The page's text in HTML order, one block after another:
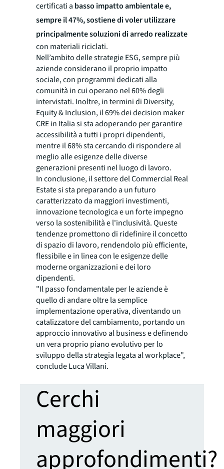
certificati a basso impatto ambientale e,
sempre il 47%, sostiene di voler utilizzare
principalmente soluzioni di arredo realizzate
con materiali riciclati.
Nell’ambito delle strategie ESG, sempre più
aziende considerano il proprio impatto
sociale, con programmi dedicati alla
comunità in cui operano nel 60% degli
intervistati. Inoltre, in termini di Diversity,
Equity & Inclusion, il 69% dei decision maker
CRE in Italia si sta adoperando per garantire
accessibilità a tutti i propri dipendenti,
mentre il 68% sta cercando di rispondere al
meglio alle esigenze delle diverse
generazioni presenti nel luogo di lavoro.
In conclusione, il settore del Commercial Real
Estate si sta preparando a un futuro
caratterizzato da maggiori investimenti,
innovazione tecnologica e un forte impegno
verso la sostenibilità e l'inclusività. Queste
tendenze promettono di ridefinire il concetto
di spazio di lavoro, rendendolo più efficiente,
flessibile e in linea con le esigenze delle
moderne organizzazioni e dei loro
dipendenti.
"Il passo fondamentale per le aziende è
quello di andare oltre la semplice
implementazione operativa, diventando un
catalizzatore del cambiamento, portando un
approccio innovativo al business e definendo
un vera proprio piano evolutivo per lo
sviluppo della strategia legata al workplace",
conclude Luca Villani.
Cerchi
maggiori
approfondimenti?